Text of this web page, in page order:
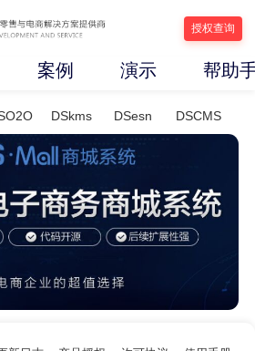
授权查询
案例 演示 帮助
DSkms DSesn DSCMS